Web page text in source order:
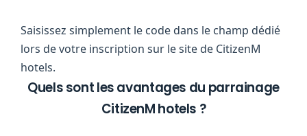
Saisissez simplement le code dans le champ dédié
lors de votre inscription sur le site de CitizenM
hotels.
Quels sont les avantages du parrainage
CitizenM hotels ?